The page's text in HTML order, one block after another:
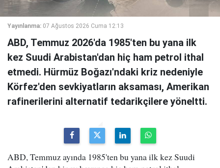
Yayınlanma: 07 Ağustos 2026 Cuma 12:13
ABD, Temmuz 2026'da 1985'ten bu yana ilk
kez Suudi Arabistan'dan hiç ham petrol ithal
etmedi. Hürmüz Boğazı'ndaki kriz nedeniyle
Körfez'den sevkiyatların aksaması, Amerikan
rafinerilerini alternatif tedarikçilere yöneltti.
ABD, Temmuz ayında 1985'ten bu yana ilk kez Suudi